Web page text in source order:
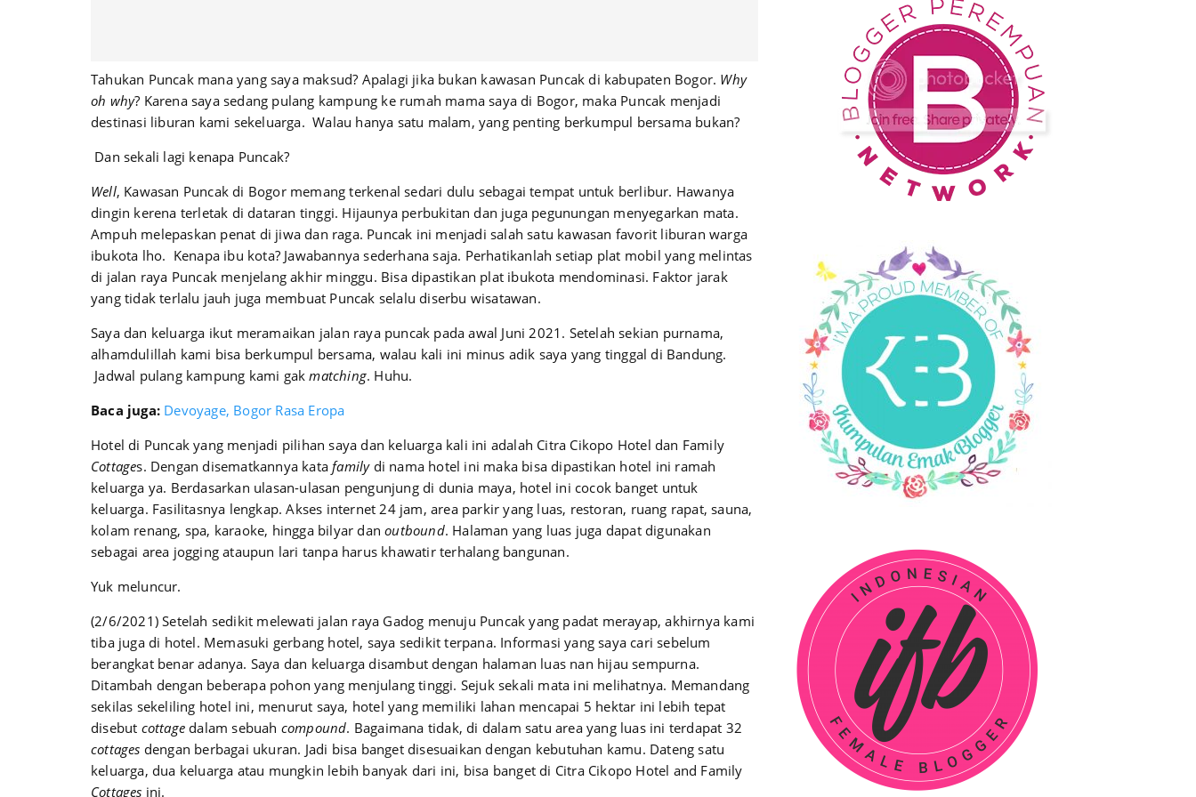
Tahukan Puncak mana yang saya maksud? Apalagi jika bukan kawasan Puncak di kabupaten Bogor. Why
oh why? Karena saya sedang pulang kampung ke rumah mama saya di Bogor, maka Puncak menjadi
destinasi liburan kami sekeluarga. Walau hanya satu malam, yang penting berkumpul bersama bukan?
Dan sekali lagi kenapa Puncak?
Well, Kawasan Puncak di Bogor memang terkenal sedari dulu sebagai tempat untuk berlibur. Hawanya
dingin kerena terletak di dataran tinggi. Hijaunya perbukitan dan juga pegunungan menyegarkan mata.
Ampuh melepaskan penat di jiwa dan raga. Puncak ini menjadi salah satu kawasan favorit liburan warga
ibukota lho. Kenapa ibu kota? Jawabannya sederhana saja. Perhatikanlah setiap plat mobil yang melintas
di jalan raya Puncak menjelang akhir minggu. Bisa dipastikan plat ibukota mendominasi. Faktor jarak
yang tidak terlalu jauh juga membuat Puncak selalu diserbu wisatawan.
Saya dan keluarga ikut meramaikan jalan raya puncak pada awal Juni 2021. Setelah sekian purnama,
alhamdulillah kami bisa berkumpul bersama, walau kali ini minus adik saya yang tinggal di Bandung.
Jadwal pulang kampung kami gakmatching. Huhu.
Baca juga: Devoyage, Bogor Rasa Eropa
Hotel di Puncak yang menjadi pilihan saya dan keluarga kali ini adalah Citra Cikopo Hotel dan Family
Cottages. Dengan disematkannya katafamilydi nama hotel ini maka bisa dipastikan hotel ini ramah
keluarga ya. Berdasarkan ulasan-ulasan pengunjung di dunia maya, hotel ini cocok banget untuk
keluarga. Fasilitasnya lengkap. Akses internet 24 jam, area parkir yang luas, restoran, ruang rapat, sauna,
kolam renang, spa, karaoke, hingga bilyar danoutbound. Halaman yang luas juga dapat digunakan
sebagai area jogging ataupun lari tanpa harus khawatir terhalang bangunan.
Yuk meluncur.
(2/6/2021) Setelah sedikit melewati jalan raya Gadog menuju Puncak yang padat merayap, akhirnya kami
tiba juga di hotel. Memasuki gerbang hotel, saya sedikit terpana. Informasi yang saya cari sebelum
berangkat benar adanya. Saya dan keluarga disambut dengan halaman luas nan hijau sempurna.
Ditambah dengan beberapa pohon yang menjulang tinggi. Sejuk sekali mata ini melihatnya. Memandang
sekilas sekeliling hotel ini, menurut saya, hotel yang memiliki lahan mencapai 5 hektar ini lebih tepat
disebut cottage dalam sebuah compound. Bagaimana tidak, di dalam satu area yang luas ini terdapat 32
cottages dengan berbagai ukuran. Jadi bisa banget disesuaikan dengan kebutuhan kamu. Dateng satu
keluarga, dua keluarga atau mungkin lebih banyak dari ini, bisa banget di Citra Cikopo Hotel and Family
Cottages ini.